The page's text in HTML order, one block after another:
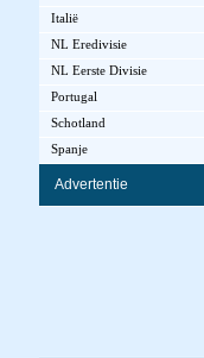
Italië
NL Eredivisie
NL Eerste Divisie
Portugal
Schotland
Spanje
Advertentie